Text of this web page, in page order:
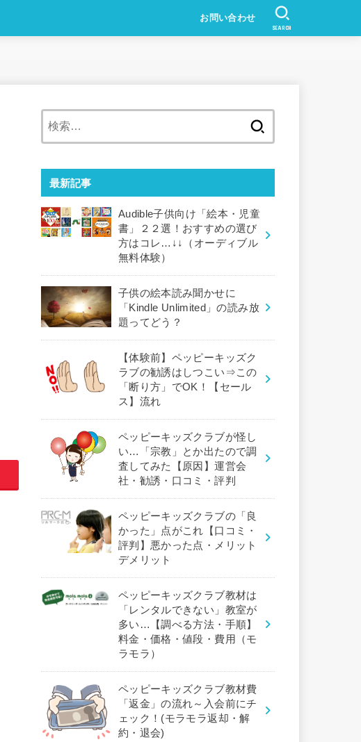
お問い合わせ
SEARCH
最新記事
Audible子供向け「絵本・児童
書」２２選！おすすめの選び
方はコレ…↓↓（オーディブル
無料体験）
子供の絵本読み聞かせに
「Kindle Unlimited」の読み放
題ってどう？
【体験前】ペッピーキッズク
ラブの勧誘はしつこい⇒この
「断り方」でOK！【セール
ス】流れ
ペッピーキッズクラブが怪し
い…「宗教」とか出たので調
査してみた【原因】運営会
社・勧誘・口コミ・評判
ペッピーキッズクラブの「良
かった」点がこれ【口コミ・
評判】悪かった点・メリット
デメリット
ペッピーキッズクラブ教材は
「レンタルできない」教室が
多い…【調べる方法・手順】
料金・価格・値段・費用（モ
ラモラ）
ペッピーキッズクラブ教材費
「返金」の流れ～入会前にチ
ェック！(モラモラ返却・解
約・退会)